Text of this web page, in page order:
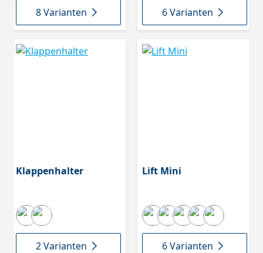
8 Varianten 6 Varianten
Klappenhalter
2 Varianten
Lift Mini
6 Varianten